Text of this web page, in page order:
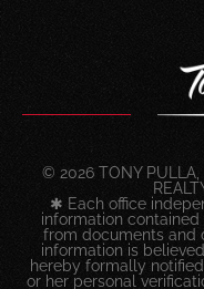
© 2026 TONY PULLA,
✱ Each office
information
from documents and
information is
hereby formally
or her personal